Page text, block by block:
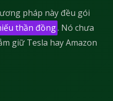
pháp này đều gói
thần đồng. Nó chưa
giữ Tesla hay Amazon